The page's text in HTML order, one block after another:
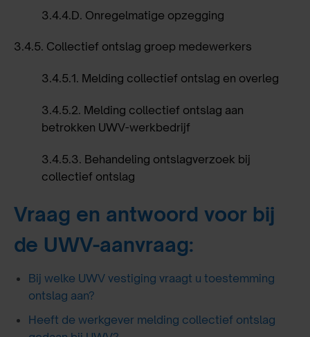
3.4.4.D. Onregelmatige opzegging
3.4.5. Collectief ontslag groep medewerkers
3.4.5.1. Melding collectief ontslag en overleg
3.4.5.2. Melding collectief ontslag aan
betrokken UWV-werkbedrijf
3.4.5.3. Behandeling ontslagverzoek bij
collectief ontslag
Vraag en antwoord voor bij
de UWV-aanvraag:
Bij welke UWV vestiging vraagt u toestemming
ontslag aan?
Heeft de werkgever melding collectief ontslag